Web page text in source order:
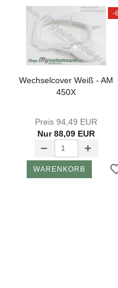
-
Wech­sel­co­ver Weiß - AM
450X
Preis 94,49 EUR
Nur 88,09 EUR
WARENKORB